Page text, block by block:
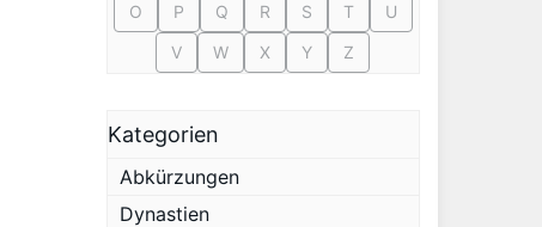
O
P Q R S T
U
V
W X Y Z
Kategorien
Abkürzungen
Dynastien